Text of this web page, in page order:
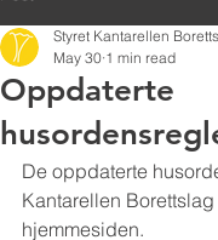
Oppdaterte
Styret Kantarellen
May 30 1 min read
De oppdaterte
Kantarellen
hjemmesiden.